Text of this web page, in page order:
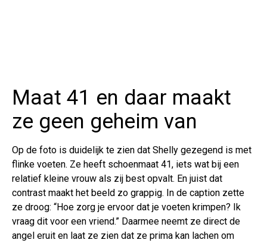
Maat 41 en daar maakt
ze geen geheim van
Op de foto is duidelijk te zien dat Shelly gezegend is met
flinke voeten. Ze heeft schoenmaat 41, iets wat bij een
relatief kleine vrouw als zij best opvalt. En juist dat
contrast maakt het beeld zo grappig. In de caption zette
ze droog: “Hoe zorg je ervoor dat je voeten krimpen? Ik
vraag dit voor een vriend.” Daarmee neemt ze direct de
angel eruit en laat ze zien dat ze prima kan lachen om